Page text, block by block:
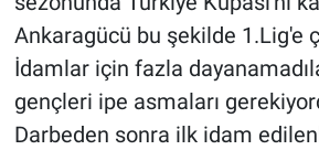
Ankaragücü bu şekilde 1.Lig'e
İdamlar için fazla
gençleri ipe asmaları
Darbeden sonra ilk idam